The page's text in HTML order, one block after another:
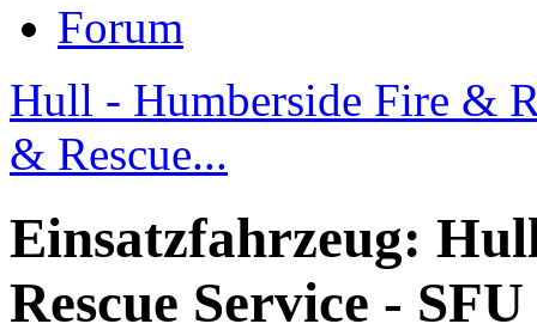
Forum
Hull - Humberside Fire &
& Rescue...
Einsatzfahrzeug:
Rescue Service - SFU